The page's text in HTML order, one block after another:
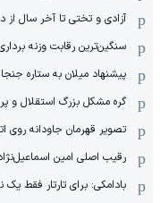
آزادی و تختی تا آخر سال
سنگین‌ترین رقابت وزنه
پیشنهاد میلان به ستاره
گره مشکل بزرگ استقلال و
تصویر قهرمان جاودانه
رقیب اصلی امین
بادامکی: برای تارتار فقط یک